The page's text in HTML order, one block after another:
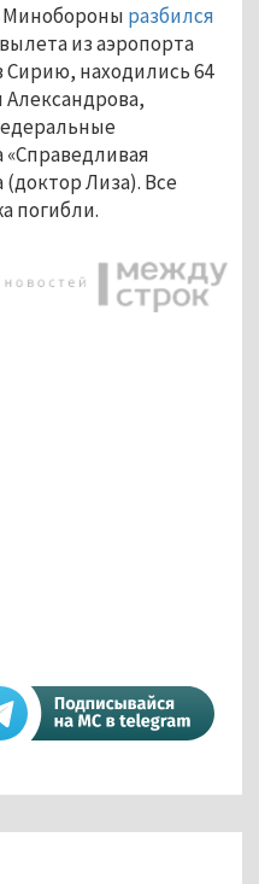
Минобороны разбился
из аэропорта
Сирию, находились 64
«Справедливая
Лиза). Все
погибли.